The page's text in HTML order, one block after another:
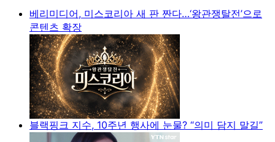
베리미디어, 미스코리아 새 판 짠다…‘왕관쟁탈전’으로
콘텐츠 확장
블랙핑크 지수, 10주년 행사에 눈물? “의미 담지 말길”